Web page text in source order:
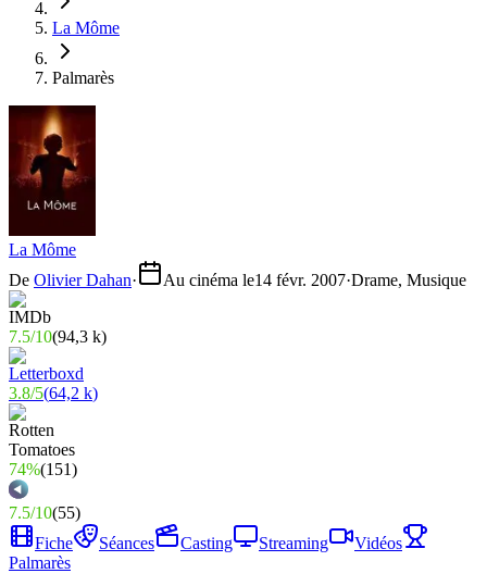
La Môme
Palmarès
La Môme
De Olivier Dahan· Au cinéma le14 févr. 2007·Drame, Musique
7.5/10(94,3 k)
3.8/5(64,2 k)
74%(151)
7.5/10(55)
Fiche
Séances Casting Streaming
Vidéos
Palmarès